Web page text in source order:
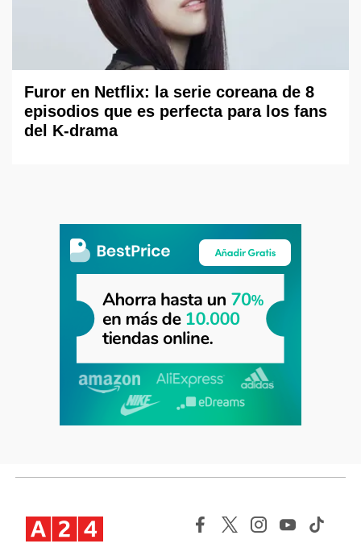
Furor en Netflix: la serie coreana de 8
episodios que es perfecta para los fans
del K-drama